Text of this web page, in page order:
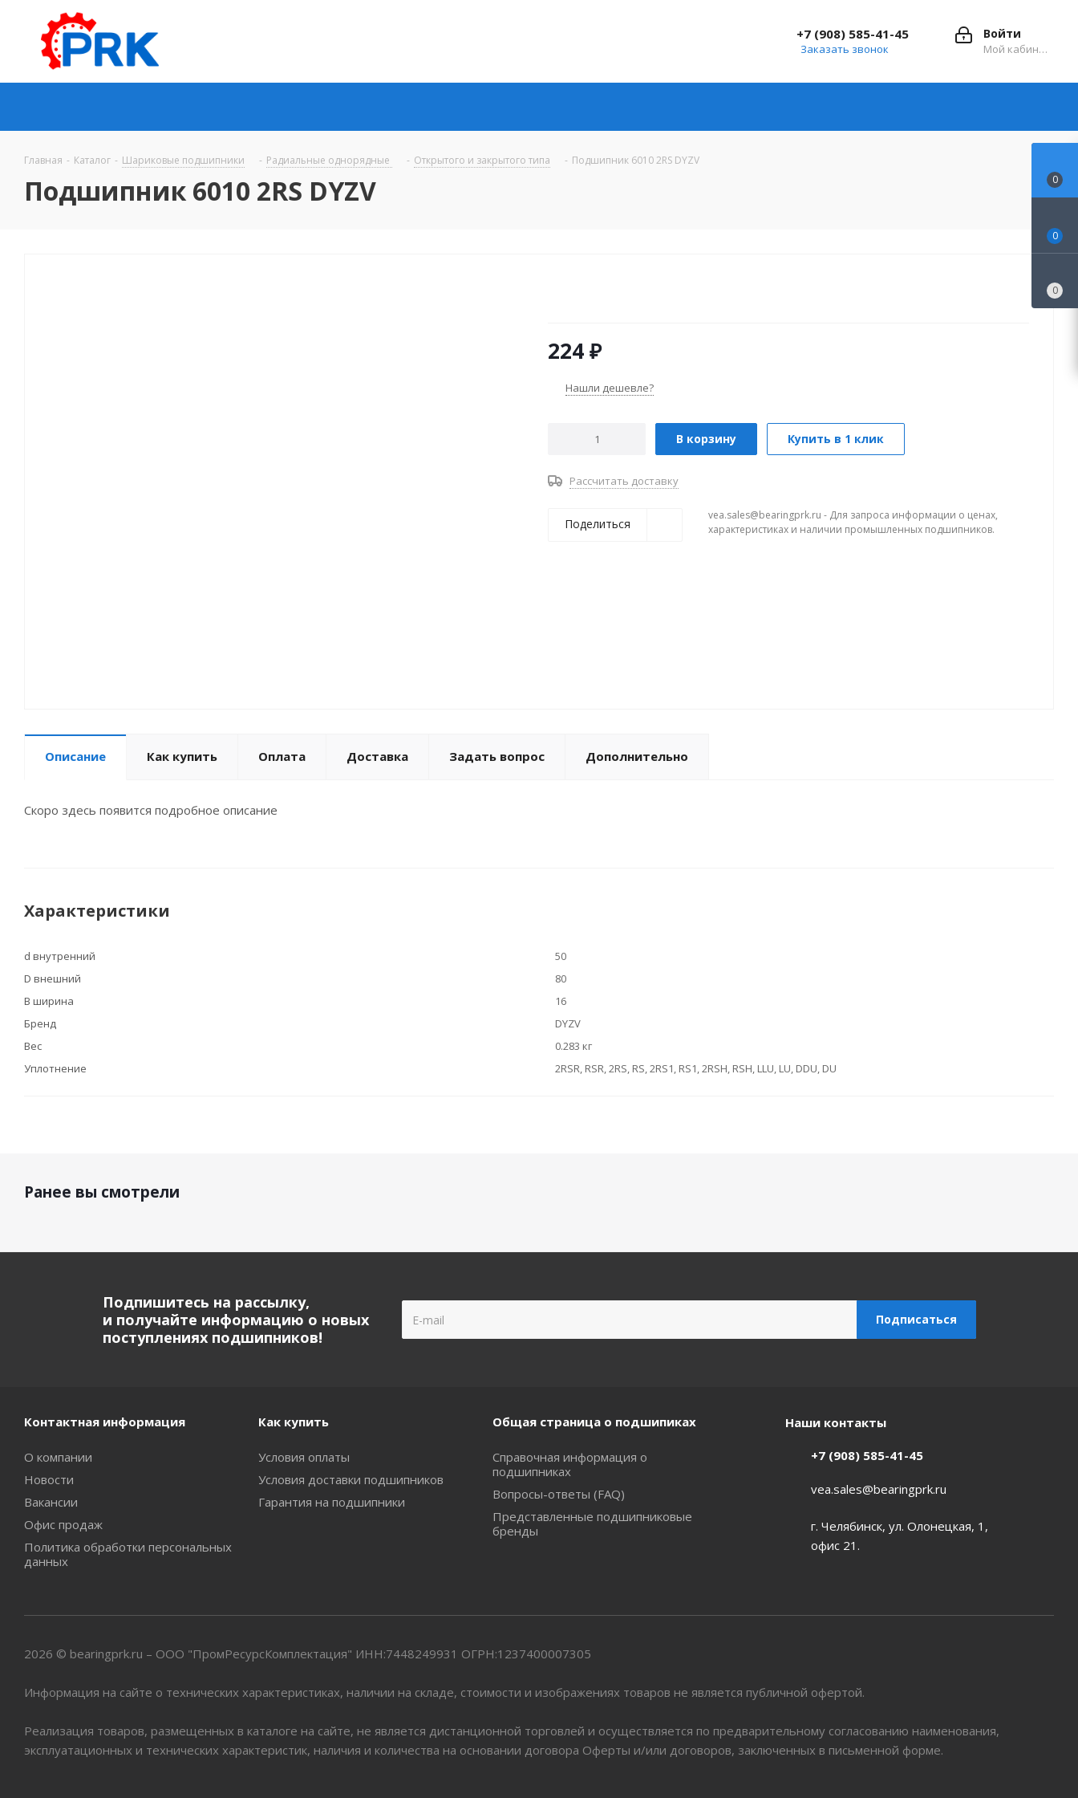
Войти
Мой кабинет
+7 (908) 585-41-45
Заказать звонок
Главная - Каталог - Шариковые подшипники - Радиальные однорядные - Открытого и закрытого типа - Подшипник 6010 2RS DYZV
Подшипник 6010 2RS DYZV
224₽
Нашли дешевле?
В корзину Купить в 1 клик
Рассчитать доставку
Поделиться
vea.sales@bearingprk.ru - Для запроса информации о ценах,
характеристиках и наличии промышленных подшипников.
Описание Как купить Оплата Доставка Задать вопрос Дополнительно
Скоро здесь появится подробное описание
Характеристики
d внутренний
50
D внешний
80
B ширина
16
Бренд
DYZV
Вес
0.283 кг
Уплотнение
2RSR, RSR, 2RS, RS, 2RS1, RS1, 2RSH, RSH, LLU, LU, DDU, DU
Ранее вы смотрели
Подпишитесь на рассылку,
и получайте информацию о новых
поступлениях подшипников!
Контактная информация
О компании
Новости
Вакансии
Офис продаж
Политика обработки персональных
данных
Как купить
Условия оплаты
Условия доставки подшипников
Гарантия на подшипники
Общая страница о подшипиках
Справочная информация о
подшипниках
Вопросы-ответы (FAQ)
Представленные подшипниковые
бренды
Наши контакты
+7 (908) 585-41-45
vea.sales@bearingprk.ru
г. Челябинск, ул. Олонецкая, 1,
офис 21.
2026 © bearingprk.ru – ООО "ПромРесурсКомплектация" ИНН:7448249931 ОГРН:1237400007305
Информация на сайте о технических характеристиках, наличии на складе, стоимости и изображениях товаров не является публичной офертой.
Реализация товаров, размещенных в каталоге на сайте, не является дистанционной торговлей и осуществляется по предварительному согласованию наименования,
эксплуатационных и технических характеристик, наличия и количества на основании договора Оферты и/или договоров, заключенных в письменной форме.
0
0
0